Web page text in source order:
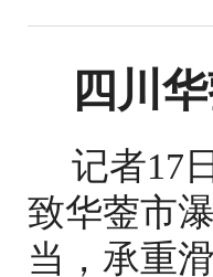
四川
记者17
致华蓥市
当，承重